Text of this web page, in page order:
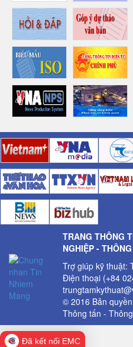
TRANG THÔNG
NGHIỆP -
Trợ giúp kỹ thuật:
Điện thoại (+84
© 2016 Bản
Thông tấn -
Đã kết nối EMC